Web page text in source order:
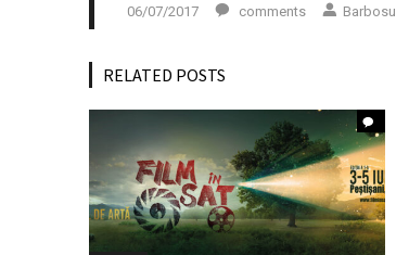
06/07/2017 comments Barbosul
RELATED POSTS